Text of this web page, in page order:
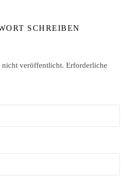
SCHREIBEN
nicht veröffentlicht. Erforderliche